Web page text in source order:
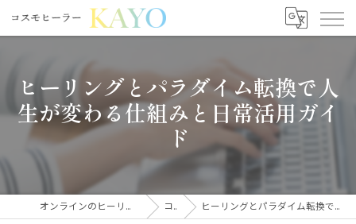
ヒーリングとパラダイム転換で人
生が変わる仕組みと日常活用ガイ
ド
オンラインのヒーリングならコスモヒーラーKAYO コラム ヒーリングとパラダイム転換で人生が変わる仕組みと日常活用ガイド